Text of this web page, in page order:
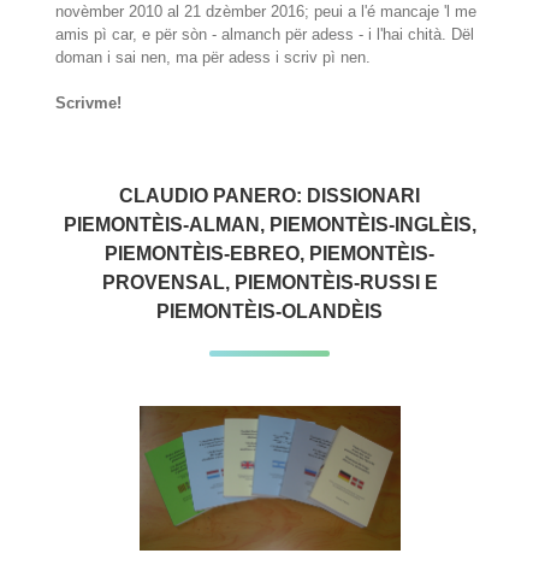
novèmber 2010 al 21 dzèmber 2016; peui a l'é mancaje 'l me
amis pì car, e për sòn - almanch për adess - i l'hai chità. Dël
doman i sai nen, ma për adess i scriv pì nen.
Scrivme!
CLAUDIO PANERO: DISSIONARI
PIEMONTÈIS-ALMAN, PIEMONTÈIS-INGLÈIS,
PIEMONTÈIS-EBREO, PIEMONTÈIS-
PROVENSAL, PIEMONTÈIS-RUSSI E
PIEMONTÈIS-OLANDÈIS